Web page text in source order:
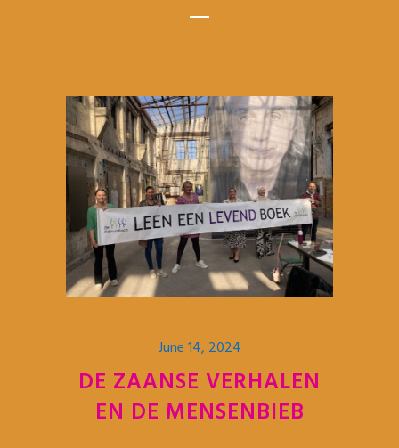
June 14, 2024
DE ZAANSE VERHALEN
EN DE MENSENBIEB